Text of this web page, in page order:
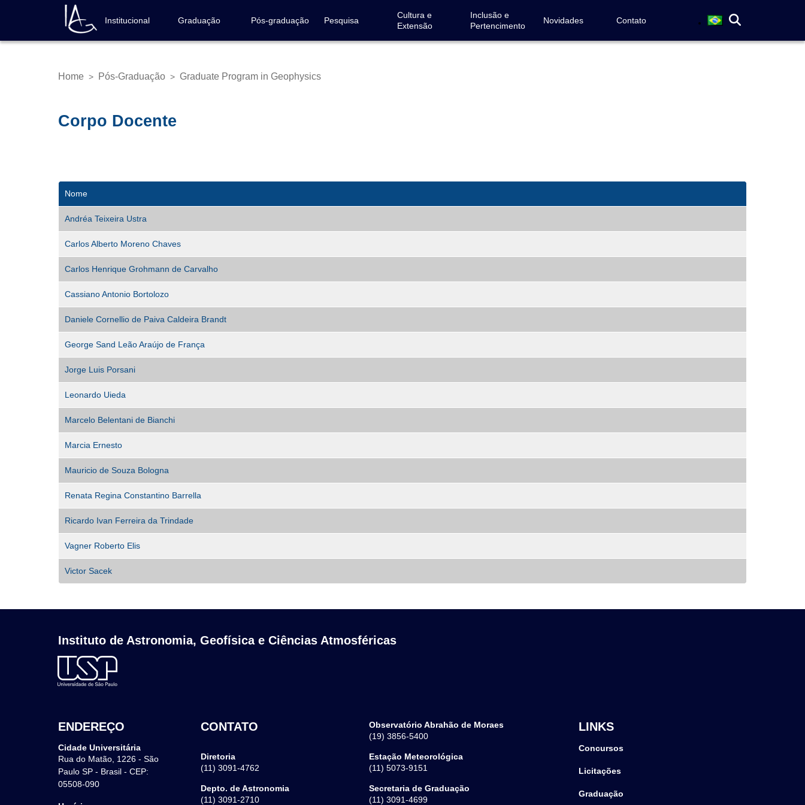
content
Navegação
principal
Institucional Graduação Pós-graduação Pesquisa
Cultura e
Extensão
Inclusão e
Pertencimento
Novidades Contato
Breadcrumb
Home > Pós-Graduação > Graduate Program in Geophysics
Corpo Docente
Nome
Andréa Teixeira Ustra
Carlos Alberto Moreno Chaves
Carlos Henrique Grohmann de Carvalho
Cassiano Antonio Bortolozo
Daniele Cornellio de Paiva Caldeira Brandt
George Sand Leão Araújo de França
Jorge Luis Porsani
Leonardo Uieda
Marcelo Belentani de Bianchi
Marcia Ernesto
Mauricio de Souza Bologna
Renata Regina Constantino Barrella
Ricardo Ivan Ferreira da Trindade
Vagner Roberto Elis
Victor Sacek
Instituto de Astronomia, Geofísica e Ciências Atmosféricas
ENDEREÇO
Cidade Universitária
Rua do Matão, 1226 - São
Paulo SP - Brasil - CEP:
05508-090
CONTATO
Diretoria
(11) 3091-4762
Depto. de Astronomia
(11) 3091-2710
Observatório Abrahão de Moraes
(19) 3856-5400
Estação Meteorológica
(11) 5073-9151
Secretaria de Graduação
(11) 3091-4699
LINKS
Concursos
Licitações
Graduação